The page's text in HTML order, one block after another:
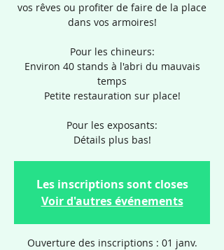
vos rêves ou profiter de faire de la place
dans vos armoires!
Pour les chineurs:
Environ 40 stands à l'abri du mauvais
temps
Petite restauration sur place!
Pour les exposants:
Détails plus bas!
Les inscriptions sont closes
Voir d'autres événements
Ouverture des inscriptions : 01 janv.